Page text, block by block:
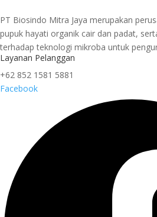
PT Biosindo Mitra Jaya merupakan
pupuk hayati organik cair dan padat,
terhadap teknologi mikroba untuk
Layanan Pelanggan
+62 852 1581 5881
Facebook